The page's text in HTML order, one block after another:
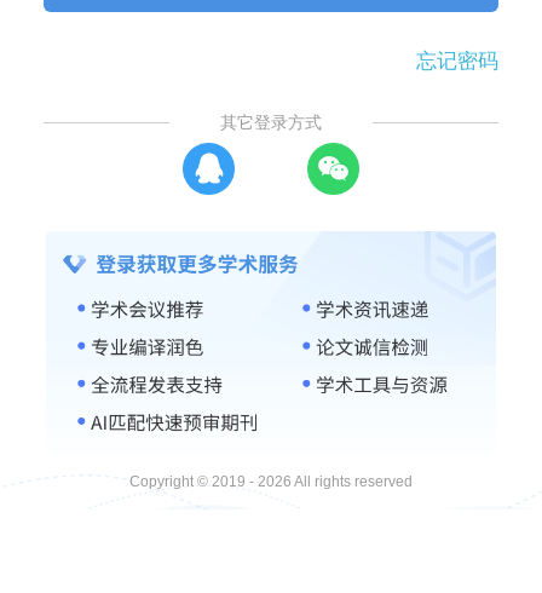
忘记密码
其它登录方式
Copyright © 2019 - 2026 All rights reserved